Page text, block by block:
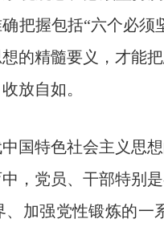
把握包括“六个必
的精髓要义，才能
放自如。
国特色社会主义思
，党员、干部特别
加强党性锻炼的